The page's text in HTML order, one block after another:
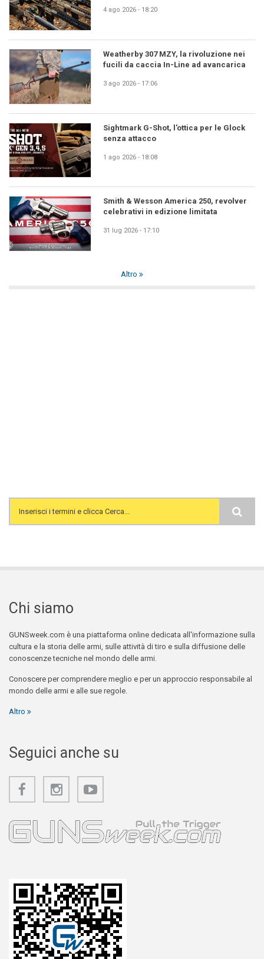
4 ago 2026 - 18:20
Weatherby 307 MZY, la rivoluzione nei
fucili da caccia In-Line ad avancarica
3 ago 2026 - 17:06
Sightmark G-Shot, l'ottica per le Glock
senza attacco
1 ago 2026 - 18:08
Smith & Wesson America 250, revolver
celebrativi in edizione limitata
31 lug 2026 - 17:10
Altro
Search form
Chi siamo
GUNSweek.com è una piattaforma online dedicata all'informazione sulla
cultura e la storia delle armi, sulle attività di tiro e sulla diffusione delle
conoscenze tecniche nel mondo delle armi.
Conoscere per comprendere meglio e per un approccio responsabile al
mondo delle armi e alle sue regole.
Altro
Seguici anche su